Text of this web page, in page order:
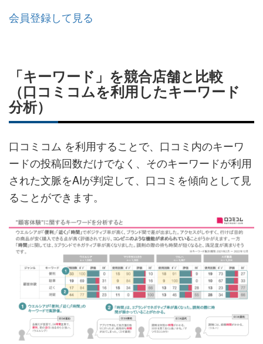
会員登録して見る
「キーワード」を競合店舗と比較
（口コミコムを利用したキーワード
分析）
口コミコム を利用することで、口コミ内のキーワ
ードの投稿回数だけでなく、そのキーワードが利用
された文脈をAIが判定して、口コミを傾向として見
ることができます。